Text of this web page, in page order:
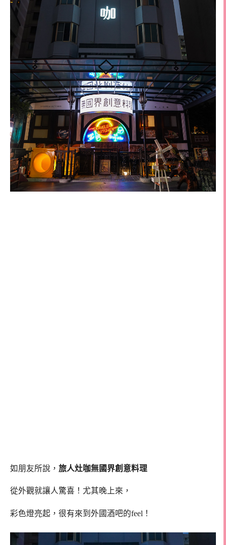
如朋友所說， 旅人灶咖無國界創意料理
從外觀就讓人驚喜！尤其晚上來，
彩色燈亮起，很有來到外國酒吧的feel！